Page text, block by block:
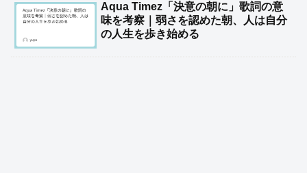
Aqua Timez「決意の朝に」歌詞の意
味を考察｜弱さを認めた朝、人は自分
の人生を歩き始める